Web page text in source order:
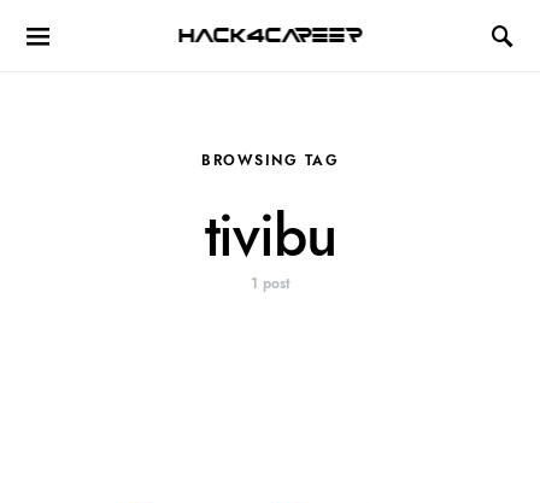
Hack4Career
BROWSING TAG
tivibu
1 post